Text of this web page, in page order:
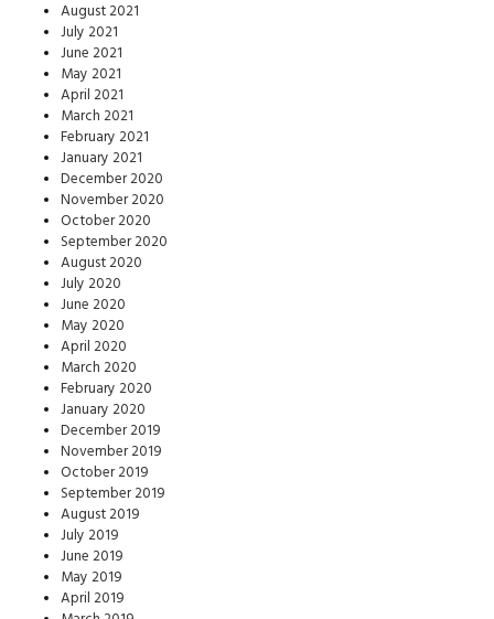
August 2021
July 2021
June 2021
May 2021
April 2021
March 2021
February 2021
January 2021
December 2020
November 2020
October 2020
September 2020
August 2020
July 2020
June 2020
May 2020
April 2020
March 2020
February 2020
January 2020
December 2019
November 2019
October 2019
September 2019
August 2019
July 2019
June 2019
May 2019
April 2019